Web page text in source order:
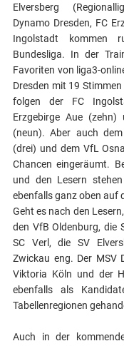
Elversberg
Dynamo Dresden, FC
Ingolstadt kommen
Bundesliga. In der
Favoriten von liga3-
Dresden mit 19
folgen der FC
Erzgebirge Aue
(neun). Aber auch
(drei) und dem VfL
Chancen eingeräumt.
und den Lesern
ebenfalls ganz oben auf
Geht es nach den
den VfB Oldenburg, die
SC Verl, die SV
Zwickau eng. Der MSV
Viktoria Köln und der
ebenfalls als
Tabellenregionen
Auch in der